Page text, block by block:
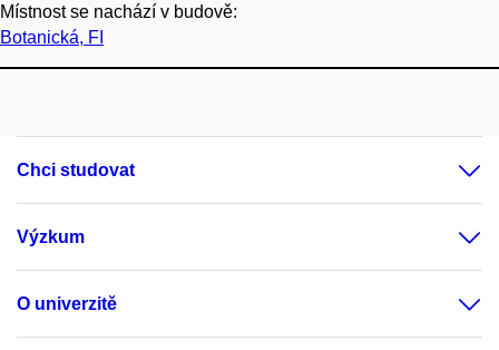
Místnost se nachází v budově:
Botanická, FI
Chci studovat
Výzkum
O univerzitě